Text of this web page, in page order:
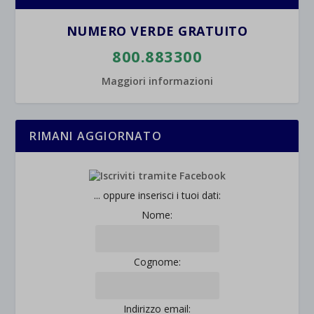
NUMERO VERDE GRATUITO
800.883300
Maggiori informazioni
RIMANI AGGIORNATO
... oppure inserisci i tuoi dati:
Nome:
Cognome:
Indirizzo email: